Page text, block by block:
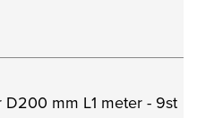
mm L1 meter - 9st